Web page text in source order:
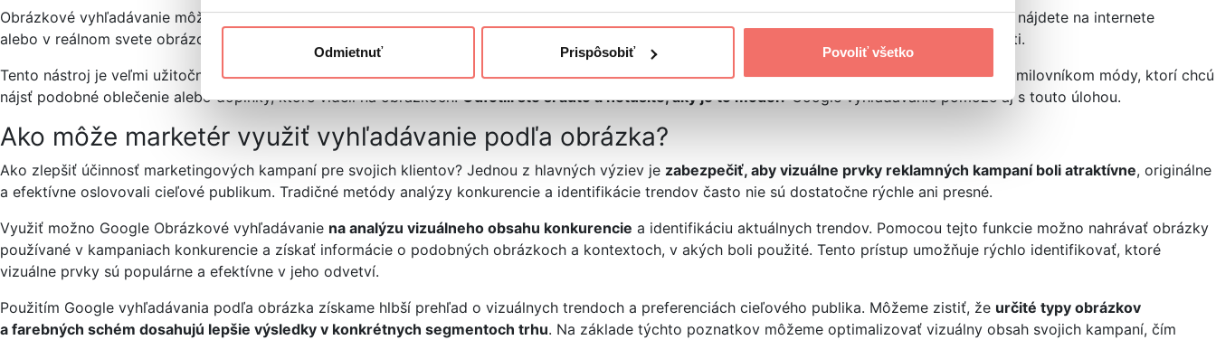
Odmietnuť Prispôsobiť Povoliť všetko
Obrázkové vyhľadávanie môžete využiť v mnohých situáciách, keď potrebujete získať viac informácií na základe vizuálnych podnetov. Ak napríklad nájdete na internete
alebo v reálnom svete obrázok, ktorý vás zaujme, ale neviete, čo na ňom je zobrazené, môžete tento obrázok nahrať do Googlu a zistiť podrobnosti.
Tento nástroj je veľmi užitočný pre cestovateľov, ktorí chcúidentifikovať pamiatky alebo prírodné úkazyz ich fotografií. Rovnako dobre poslúži aj milovníkom módy, ktorí chcú
nájsť podobné oblečenie alebo doplnky, ktoré videli na obrázkoch.Odfotili ste si auto a netušíte, aký je to model?Google vyhľadávanie pomôže aj s touto úlohou.
Ako môže marketér využiť vyhľadávanie podľa obrázka?
Ako zlepšiť účinnosť marketingových kampaní pre svojich klientov? Jednou z hlavných výziev je zabezpečiť, aby vizuálne prvky reklamných kampaní boli atraktívne, originálne
a efektívne oslovovali cieľové publikum. Tradičné metódy analýzy konkurencie a identifikácie trendov často nie sú dostatočne rýchle ani presné.
Využiť možno Google Obrázkové vyhľadávanie na analýzu vizuálneho obsahu konkurencie a identifikáciu aktuálnych trendov. Pomocou tejto funkcie možno nahrávať obrázky
používané v kampaniach konkurencie a získať informácie o podobných obrázkoch a kontextoch, v akých boli použité. Tento prístup umožňuje rýchlo identifikovať, ktoré
vizuálne prvky sú populárne a efektívne v jeho odvetví.
Použitím Google vyhľadávania podľa obrázka získame hlbší prehľad o vizuálnych trendoch a preferenciách cieľového publika. Môžeme zistiť, že určité typy obrázkov
a farebných schém dosahujú lepšie výsledky v konkrétnych segmentoch trhu. Na základe týchto poznatkov môžeme optimalizovať vizuálny obsah svojich kampaní, čím